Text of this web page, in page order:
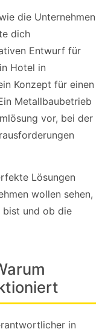
die Unternehmen
dich
Entwurf für
Hotel in
Konzept für einen
Metallbaubetrieb
vor, bei der
Lösungen
wollen sehen,
und ob die
in